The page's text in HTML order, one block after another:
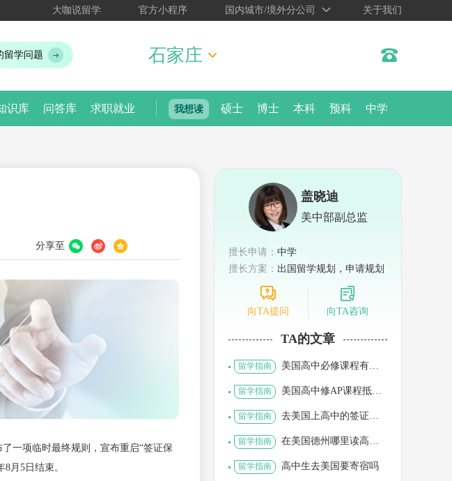
大咖说留学 官方小程序 国内城市/境外分公司 关于我们
留学问题 石家庄
识库 问答库 求职就业 我想读 硕士 博士 本科 预科 中学
分享至
一项临时最终规则，宣布重启“签证保
月5日结束。
盖晓迪
美中部副总监
擅长申请： 中学
擅长方案： 出国留学规划，申请规划
向TA提问 向TA咨询
TA的文章
留学指南
美国高中必修课程有哪
留学指南
美国高中修AP课程抵大
留学指南
去美国上高中的签证类
留学指南
在美国德州哪里读高中
留学指南 高中生去美国要寄宿吗